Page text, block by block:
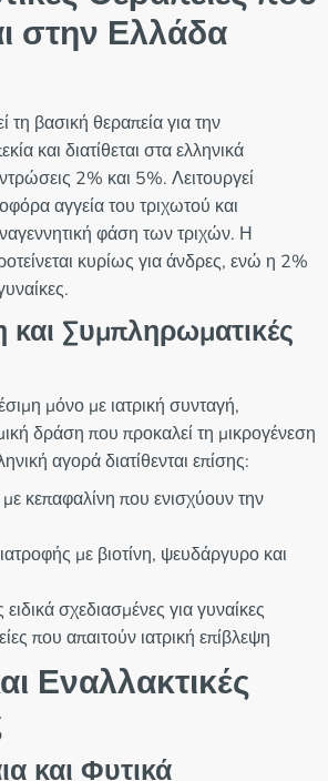
στην Ελλάδα
τη βασική θεραπεία για την
και διατίθεται στα ελληνικά
2% και 5%. Λειτουργεί
αγγεία του τριχωτού και
φάση των τριχών. Η
κυρίως για άνδρες, ενώ η 2%
και Συμπληρωματικές
μόνο με ιατρική συνταγή,
δράση που προκαλεί τη μικρογένεση
αγορά διατίθενται επίσης:
κεπαφαλίνη που ενισχύουν την
με βιοτίνη, ψευδάργυρο και
ειδικά σχεδιασμένες για γυναίκες
που απαιτούν ιατρική επίβλεψη
Εναλλακτικές
και Φυτικά